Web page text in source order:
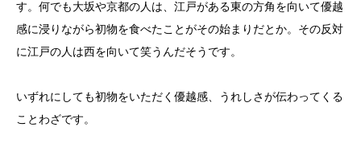
す。何でも大坂や京都の人は、江戸がある東の方角を向いて優越
感に浸りながら初物を食べたことがその始まりだとか。その反対
に江戸の人は西を向いて笑うんだそうです。
いずれにしても初物をいただく優越感、うれしさが伝わってくる
ことわざです。